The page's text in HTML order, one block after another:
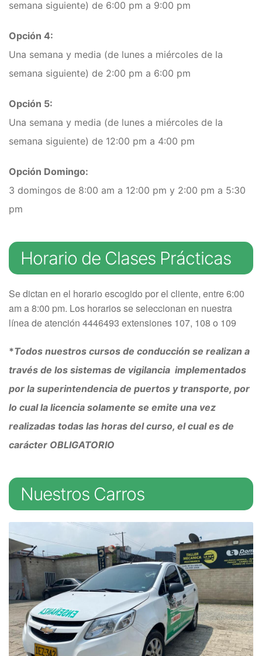
semana siguiente) de 6:00 pm a 9:00 pm
Opción 4:
Una semana y media (de lunes a miércoles de la
semana siguiente) de 2:00 pm a 6:00 pm
Opción 5:
Una semana y media (de lunes a miércoles de la
semana siguiente) de 12:00 pm a 4:00 pm
Opción Domingo:
3 domingos de 8:00 am a 12:00 pm y 2:00 pm a 5:30
pm
Horario de Clases Prácticas
Se dictan en el horario escogido por el cliente, entre 6:00
am a 8:00 pm. Los horarios se seleccionan en nuestra
línea de atención 4446493 extensiones 107, 108 o 109
*Todos nuestros cursos de conducción se realizan a
través de los sistemas de vigilancia implementados
por la superintendencia de puertos y transporte, por
lo cual la licencia solamente se emite una vez
realizadas todas las horas del curso, el cual es de
carácter OBLIGATORIO
Nuestros Carros